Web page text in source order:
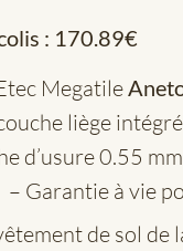
: 170.89€
Megatile
liège
d’usure 0.55
– Garantie à vie
de sol de